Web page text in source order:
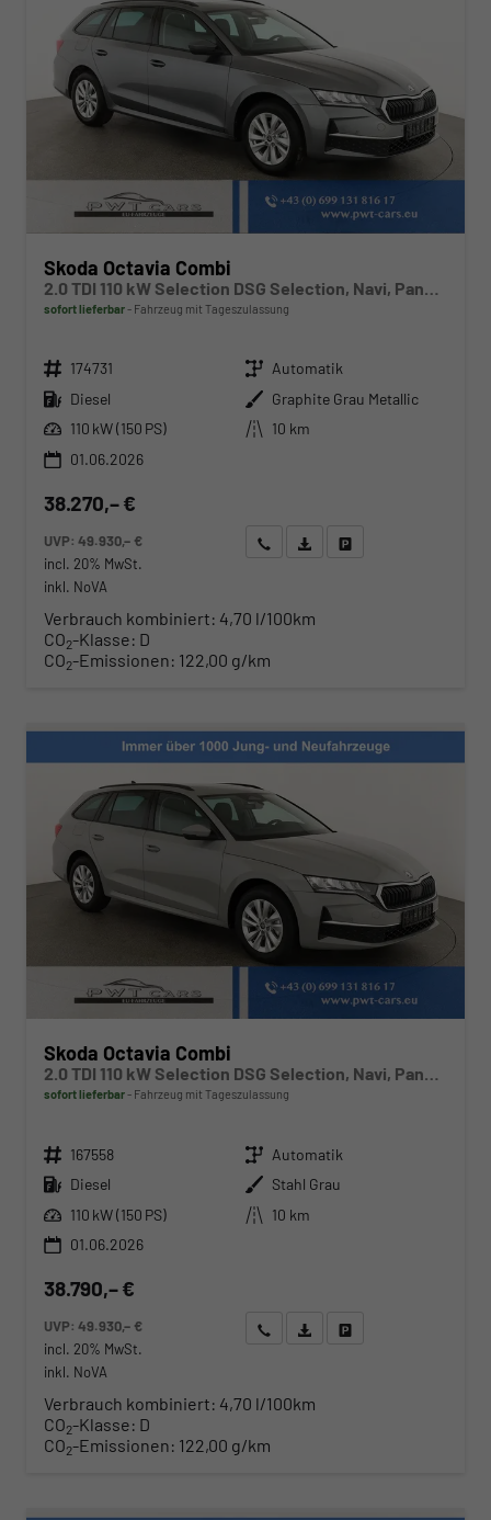
Skoda Octavia Combi
sofort lieferbar Fahrzeug mit Tageszulassung
Fahrzeugnr. 174731 Getriebe Automatik
Kraftstoff Diesel Außenfarbe Graphite Grau Metallic
Leistung 110 kW (150 PS) Kilometerstand
10 km
01.06.2026
38.270,– €
UVP:49.930,– €
incl. 20% MwSt.
inkl. NoVA
Wir rufen Sie anAngebot drucken (PDF)
Verbrauch kombiniert: 4,70 l/100km
CO2-Klasse: D
CO2-Emissionen: 122,00 g/km
Skoda Octavia Combi
2.0 TDI 110 kW Selection DSG Selection, Navi, Pano, AHK, Teilleder, 5-J Garantie
sofort lieferbar Fahrzeug mit Tageszulassung
Fahrzeugnr. 167558 Getriebe Automatik
Kraftstoff Diesel Außenfarbe Stahl Grau
Leistung 110 kW (150 PS) Kilometerstand
10 km
01.06.2026
38.790,– €
UVP:49.930,– €
incl. 20% MwSt.
inkl. NoVA
Wir rufen Sie anAngebot drucken (PDF)
Verbrauch kombiniert: 4,70 l/100km
CO2-Klasse: D
CO2-Emissionen: 122,00 g/km